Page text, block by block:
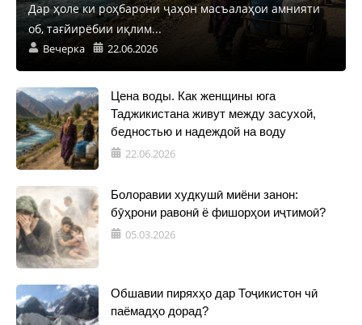
Дар ҳоле ки роҳбарони ҷаҳон масъалаҳои амнияти
об, тағйирёбии иқлим...
Вечерка 22.06.2026
Цена воды. Как женщины юга
Таджикистана живут между засухой,
бедностью и надеждой на воду
22.06.2026
Болоравии худкушӣ миёни занон:
бӯҳрони равонӣ ё фишорҳои иҷтимоӣ?
05.03.2026
Обшавии пиряхҳо дар Тоҷикистон чӣ
паёмадҳо дорад?